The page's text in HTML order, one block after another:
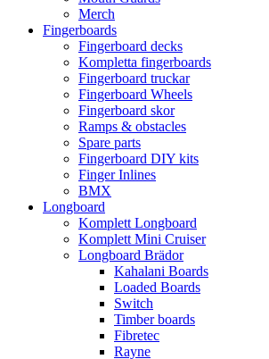
Merch
Fingerboards
Fingerboard decks
Kompletta fingerboards
Fingerboard truckar
Fingerboard Wheels
Fingerboard skor
Ramps & obstacles
Spare parts
Fingerboard DIY kits
Finger Inlines
BMX
Longboard
Komplett Longboard
Komplett Mini Cruiser
Longboard Brädor
Kahalani Boards
Loaded Boards
Switch
Timber boards
Fibretec
Rayne